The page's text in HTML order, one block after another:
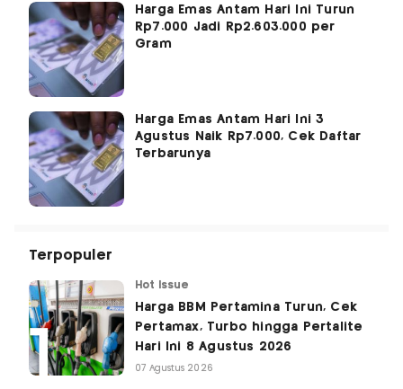
Harga Emas Antam Hari Ini Turun
Rp7.000 Jadi Rp2.603.000 per
Gram
Harga Emas Antam Hari Ini 3
Agustus Naik Rp7.000, Cek Daftar
Terbarunya
Terpopuler
Hot Issue
Harga BBM Pertamina Turun, Cek
Pertamax, Turbo hingga Pertalite
Hari Ini 8 Agustus 2026
07 Agustus 2026